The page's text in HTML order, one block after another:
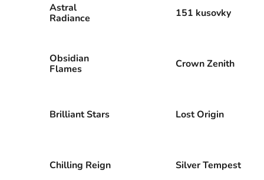
Astral
Radiance
151 kusovky
Obsidian
Flames
Crown Zenith
Brilliant Stars Lost Origin
Chilling Reign Silver Tempest